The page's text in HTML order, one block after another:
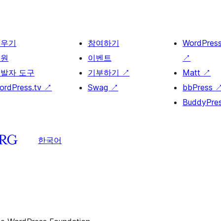
기
자 도구
↗
참여하기
이벤트
기부하기 ↗
Swag ↗
↗
Matt ↗
bbPress ↗
한국어